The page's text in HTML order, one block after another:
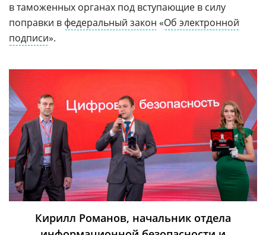
в таможенных органах под вступающие в силу
поправки в федеральный закон «Об электронной
подписи».
Кирилл Романов, начальник отдела